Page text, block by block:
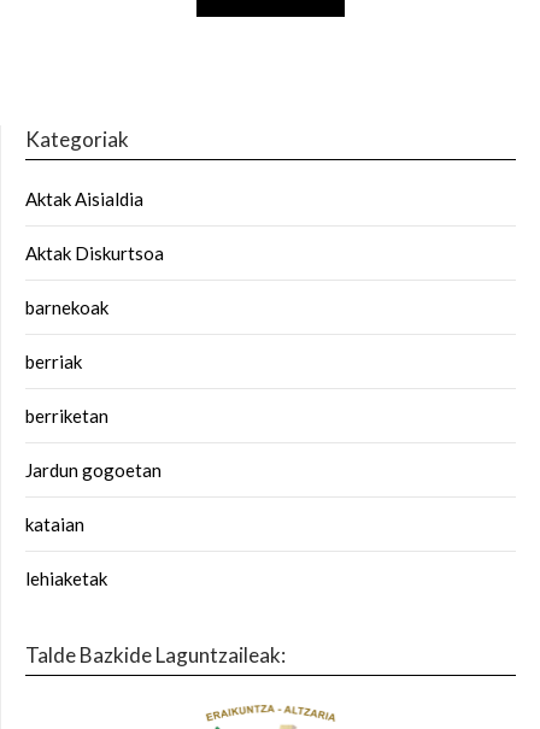
Kategoriak
Aktak Aisialdia
Aktak Diskurtsoa
barnekoak
berriak
berriketan
Jardun gogoetan
kataian
lehiaketak
Talde Bazkide Laguntzaileak: